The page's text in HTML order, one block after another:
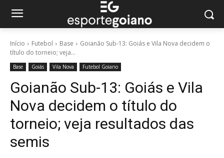
Início Futebol Base
Goianão Sub-13: Goiás e Vila Nova decidem o
título do torneio; veja...
Base Goiás Vila Nova Futebol Goiano
Goianão Sub-13: Goiás e Vila
Nova decidem o título do
torneio; veja resultados das
semis